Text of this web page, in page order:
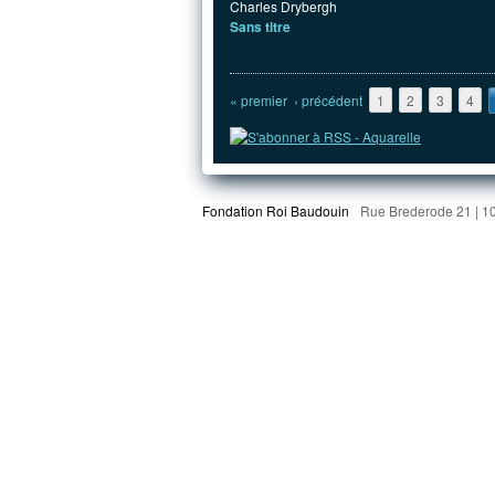
Charles Drybergh
Sans titre
Pages
« premier ‹ précédent 1 2 3 4
Fondation Roi Baudouin Rue Brederode 21 |